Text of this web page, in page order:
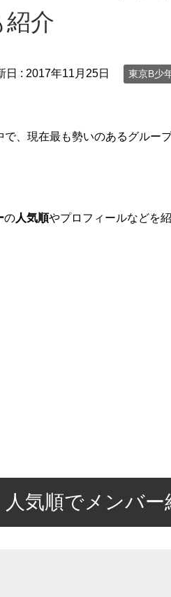
紹介
日 : 2017年11月25日 東京B少
で、現在最も勢いのあるグルー
の人気順やプロフィールなどを
人気順でメンバー